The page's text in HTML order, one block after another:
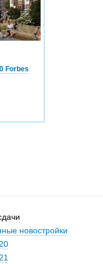
Forbes
новостройки